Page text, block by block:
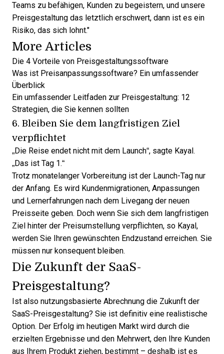
Teams zu befähigen, Kunden zu begeistern, und unsere
Preisgestaltung das letztlich erschwert, dann ist es ein
Risiko, das sich lohnt."
More Articles
Die 4 Vorteile von Preisgestaltungssoftware
Was ist Preisanpassungssoftware? Ein umfassender
Überblick
Ein umfassender Leitfaden zur Preisgestaltung: 12
Strategien, die Sie kennen sollten
6. Bleiben Sie dem langfristigen Ziel
verpflichtet
„Die Reise endet nicht mit dem Launch“, sagte Kayal.
„Das ist Tag 1.“
Trotz monatelanger Vorbereitung ist der Launch-Tag nur
der Anfang. Es wird Kundenmigrationen, Anpassungen
und Lernerfahrungen nach dem Livegang der neuen
Preisseite geben. Doch wenn Sie sich dem langfristigen
Ziel hinter der Preisumstellung verpflichten, so Kayal,
werden Sie Ihren gewünschten Endzustand erreichen. Sie
müssen nur konsequent bleiben.
Die Zukunft der SaaS-
Preisgestaltung?
Ist also nutzungsbasierte Abrechnung die Zukunft der
SaaS-Preisgestaltung? Sie ist definitiv eine realistische
Option. Der Erfolg im heutigen Markt wird durch die
erzielten Ergebnisse und den Mehrwert, den Ihre Kunden
aus Ihrem Produkt ziehen, bestimmt – deshalb ist es